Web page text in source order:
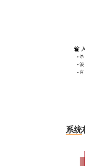
系统